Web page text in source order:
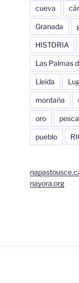
cueva
Granada
HISTORIA
Las Palmas
Lleida
montaña
oro pesca
pueblo
nayora.org